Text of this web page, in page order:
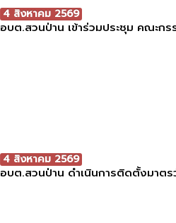
4 สิงหาคม 2569
อบต.สวนป่าน เข้าร่วมประชุม คณะ
4 สิงหาคม 2569
อบต.สวนป่าน ดำเนินการติดตั้งมาต